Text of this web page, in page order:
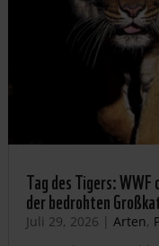
Tag des Tigers:
der bedrohten
Juli 29, 2026 | Arten,